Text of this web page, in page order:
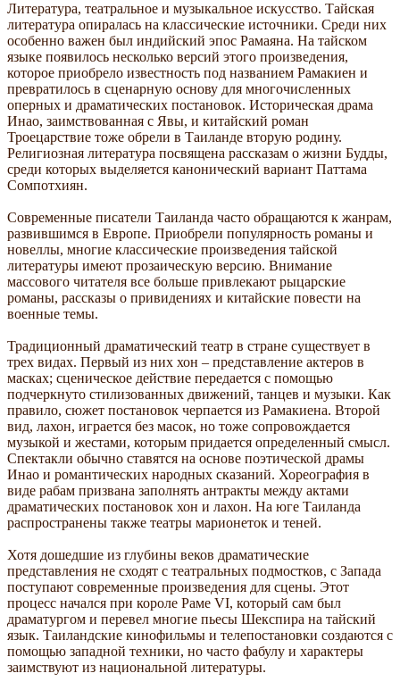
Литература, театральное и музыкальное искусство. Тайская
литература опиралась на классические источники. Среди них
особенно важен был индийский эпос Рамаяна. На тайском
языке появилось несколько версий этого произведения,
которое приобрело известность под названием Рамакиен и
превратилось в сценарную основу для многочисленных
оперных и драматических постановок. Историческая драма
Инао, заимствованная с Явы, и китайский роман
Троецарствие тоже обрели в Таиланде вторую родину.
Религиозная литература посвящена рассказам о жизни Будды,
среди которых выделяется канонический вариант Паттама
Сомпотхиян.
Современные писатели Таиланда часто обращаются к жанрам,
развившимся в Европе. Приобрели популярность романы и
новеллы, многие классические произведения тайской
литературы имеют прозаическую версию. Внимание
массового читателя все больше привлекают рыцарские
романы, рассказы о привидениях и китайские повести на
военные темы.
Традиционный драматический театр в стране существует в
трех видах. Первый из них хон – представление актеров в
масках; сценическое действие передается с помощью
подчеркнуто стилизованных движений, танцев и музыки. Как
правило, сюжет постановок черпается из Рамакиена. Второй
вид, лахон, играется без масок, но тоже сопровождается
музыкой и жестами, которым придается определенный смысл.
Спектакли обычно ставятся на основе поэтической драмы
Инао и романтических народных сказаний. Хореография в
виде рабам призвана заполнять антракты между актами
драматических постановок хон и лахон. На юге Таиланда
распространены также театры марионеток и теней.
Хотя дошедшие из глубины веков драматические
представления не сходят с театральных подмостков, с Запада
поступают современные произведения для сцены. Этот
процесс начался при короле Раме VI, который сам был
драматургом и перевел многие пьесы Шекспира на тайский
язык. Таиландские кинофильмы и телепостановки создаются с
помощью западной техники, но часто фабулу и характеры
заимствуют из национальной литературы.